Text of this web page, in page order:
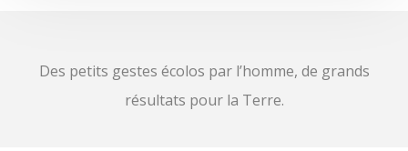
Des petits gestes écolos par l’homme, de grands
résultats pour la Terre.